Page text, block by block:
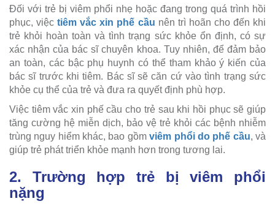
Đối với trẻ bị viêm phổi nhẹ hoặc đang trong quá trình hồi
phục, việctiêm vắc xin phế cầu nên trì hoãn cho đến khi
trẻ khỏi hoàn toàn và tình trạng sức khỏe ổn định, có sự
xác nhận của bác sĩ chuyên khoa. Tuy nhiên, để đảm bảo
an toàn, các bậc phụ huynh có thể tham khảo ý kiến của
bác sĩ trước khi tiêm. Bác sĩ sẽ căn cứ vào tình trạng sức
khỏe cụ thể của trẻ và đưa ra quyết định phù hợp.
Việc tiêm vắc xin phế cầu cho trẻ sau khi hồi phục sẽ giúp
tăng cường hệ miễn dịch, bảo vệ trẻ khỏi các bệnh nhiễm
trùng nguy hiểm khác, bao gồmviêm phổi do phế cầu, và
giúp trẻ phát triển khỏe mạnh hơn trong tương lai.
2. Trường hợp trẻ bị viêm phổi
nặng